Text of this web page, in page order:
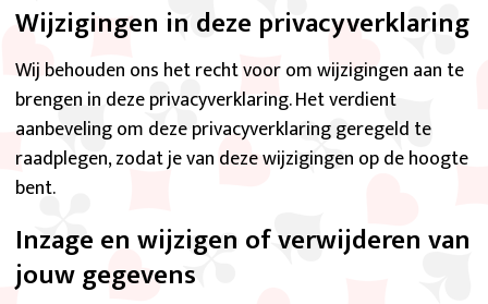
Wijzigingen in deze privacyverklaring
Wij behouden ons het recht voor om wijzigingen aan te
brengen in deze privacyverklaring. Het verdient
aanbeveling om deze privacyverklaring geregeld te
raadplegen, zodat je van deze wijzigingen op de hoogte
bent.
Inzage en wijzigen of verwijderen van
jouw gegevens